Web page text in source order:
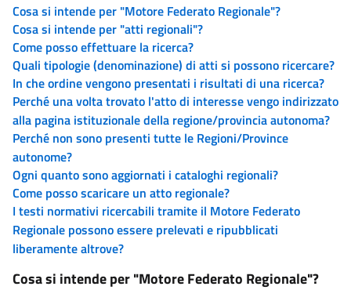
Cosa si intende per "Motore Federato Regionale"?
Cosa si intende per "atti regionali"?
Come posso effettuare la ricerca?
Quali tipologie (denominazione) di atti si possono ricercare?
In che ordine vengono presentati i risultati di una ricerca?
Perché una volta trovato l'atto di interesse vengo indirizzato
alla pagina istituzionale della regione/provincia autonoma?
Perché non sono presenti tutte le Regioni/Province
autonome?
Ogni quanto sono aggiornati i cataloghi regionali?
Come posso scaricare un atto regionale?
I testi normativi ricercabili tramite il Motore Federato
Regionale possono essere prelevati e ripubblicati
liberamente altrove?
Cosa si intende per "Motore Federato Regionale"?